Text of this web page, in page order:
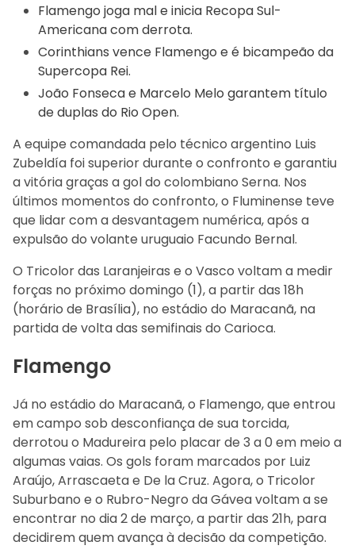
Flamengo joga mal e inicia Recopa Sul-
Americana com derrota.
Corinthians vence Flamengo e é bicampeão da
Supercopa Rei.
João Fonseca e Marcelo Melo garantem título
de duplas do Rio Open.
A equipe comandada pelo técnico argentino Luis
Zubeldía foi superior durante o confronto e garantiu
a vitória graças a gol do colombiano Serna. Nos
últimos momentos do confronto, o Fluminense teve
que lidar com a desvantagem numérica, após a
expulsão do volante uruguaio Facundo Bernal.
O Tricolor das Laranjeiras e o Vasco voltam a medir
forças no próximo domingo (1), a partir das 18h
(horário de Brasília), no estádio do Maracanã, na
partida de volta das semifinais do Carioca.
Flamengo
Já no estádio do Maracanã, o Flamengo, que entrou
em campo sob desconfiança de sua torcida,
derrotou o Madureira pelo placar de 3 a 0 em meio a
algumas vaias. Os gols foram marcados por Luiz
Araújo, Arrascaeta e De la Cruz. Agora, o Tricolor
Suburbano e o Rubro-Negro da Gávea voltam a se
encontrar no dia 2 de março, a partir das 21h, para
decidirem quem avança à decisão da competição.